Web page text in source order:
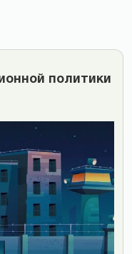
политики